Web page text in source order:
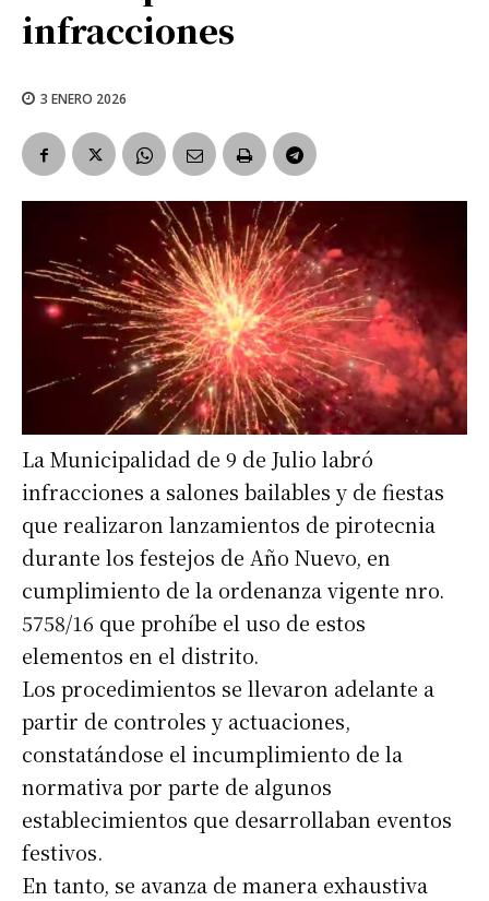
infracciones
3 ENERO 2026
La Municipalidad de 9 de Julio labró
infracciones a salones bailables y de fiestas
que realizaron lanzamientos de pirotecnia
durante los festejos de Año Nuevo, en
cumplimiento de la ordenanza vigente nro.
5758/16 que prohíbe el uso de estos
elementos en el distrito.
Los procedimientos se llevaron adelante a
partir de controles y actuaciones,
constatándose el incumplimiento de la
normativa por parte de algunos
establecimientos que desarrollaban eventos
festivos.
En tanto, se avanza de manera exhaustiva